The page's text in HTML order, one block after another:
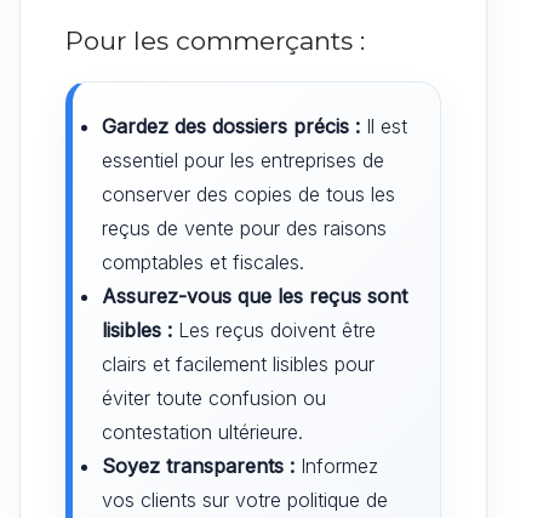
Pour les commerçants :
Gardez des dossiers précis : Il est
essentiel pour les entreprises de
conserver des copies de tous les
reçus de vente pour des raisons
comptables et fiscales.
Assurez-vous que les reçus sont
lisibles : Les reçus doivent être
clairs et facilement lisibles pour
éviter toute confusion ou
contestation ultérieure.
Soyez transparents : Informez
vos clients sur votre politique de